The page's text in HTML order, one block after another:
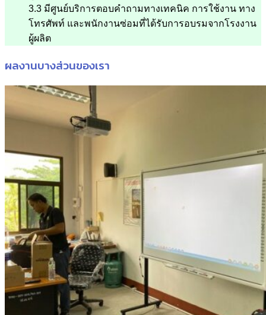
3.3 มีศูนย์บริการตอบคำถามทางเทคนิค การใช้งาน ทาง
โทรศัพท์ และพนักงานซ่อมที่ได้รับการอบรมจากโรงงาน
ผู้ผลิต
ผลงานบางส่วนของเรา